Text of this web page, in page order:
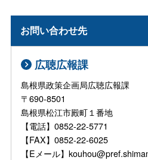
お問い合わせ先
広聴広報課
島根県政策企画局広聴広報課
〒690-8501
島根県松江市殿町１番地
【電話】0852-22-5771
【FAX】0852-22-6025
【Eメール】